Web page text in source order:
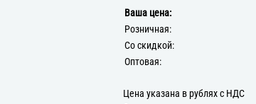
Ваша цена:
Розничная:
Со скидкой:
Оптовая:
Цена указана в рублях с НДС